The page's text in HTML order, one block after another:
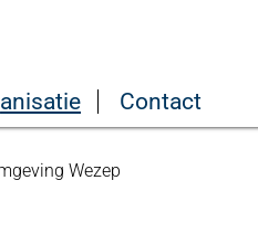
Contact
Wezep